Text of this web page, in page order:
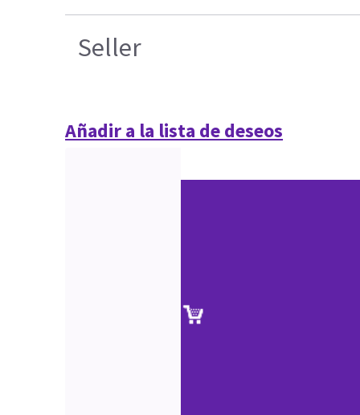
Seller
Añadir a la lista de deseos